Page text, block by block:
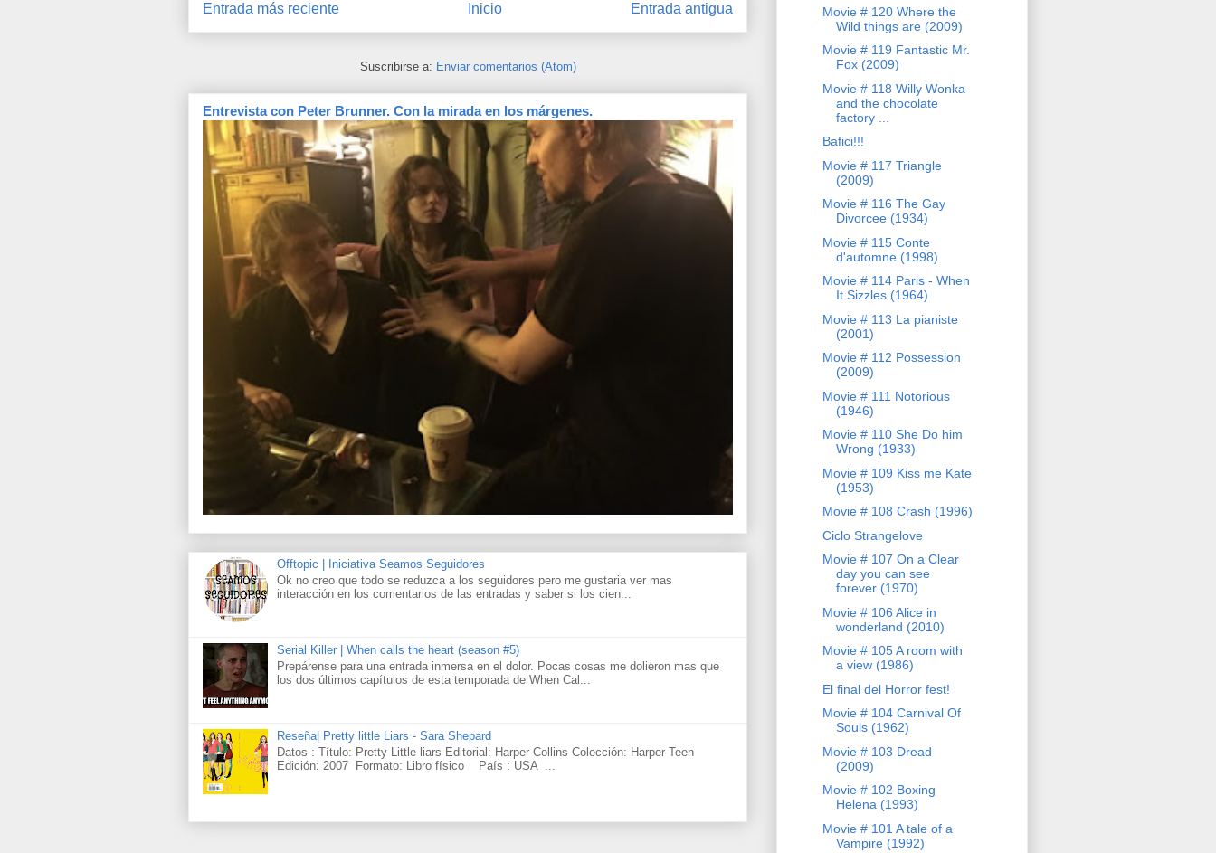
Entrada más reciente Entrada antigua
Inicio
Suscribirse a: Enviar comentarios (Atom)
Entrevista con Peter Brunner. Con la mirada en los márgenes.
Offtopic | Iniciativa Seamos Seguidores
Ok no creo que todo se reduzca a los seguidores pero me gustaria ver mas
interacción en los comentarios de las entradas y saber si los cien...
Serial Killer | When calls the heart (season #5)
Prepárense para una entrada inmersa en el dolor. Pocas cosas me dolieron mas que
los dos últimos capítulos de esta temporada de When Cal...
Reseña| Pretty little Liars - Sara Shepard
Datos : Título: Pretty Little liars Editorial: Harper Collins Colección: Harper Teen
Edición: 2007 Formato: Libro físico País : USA ...
Movie # 120 Where the
Wild things are (2009)
Movie # 119 Fantastic Mr.
Fox (2009)
Movie # 118 Willy Wonka
and the chocolate
factory ...
Bafici!!!
Movie # 117 Triangle
(2009)
Movie # 116 The Gay
Divorcee (1934)
Movie # 115 Conte
d'automne (1998)
Movie # 114 Paris - When
It Sizzles (1964)
Movie # 113 La pianiste
(2001)
Movie # 112 Possession
(2009)
Movie # 111 Notorious
(1946)
Movie # 110 She Do him
Wrong (1933)
Movie # 109 Kiss me Kate
(1953)
Movie # 108 Crash (1996)
Ciclo Strangelove
Movie # 107 On a Clear
day you can see
forever (1970)
Movie # 106 Alice in
wonderland (2010)
Movie # 105 A room with
a view (1986)
El final del Horror fest!
Movie # 104 Carnival Of
Souls (1962)
Movie # 103 Dread
(2009)
Movie # 102 Boxing
Helena (1993)
Movie # 101 A tale of a
Vampire (1992)